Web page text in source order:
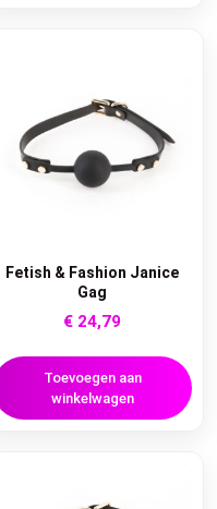
Fetish & Fashion Janice
Gag
€ 24,79
Toevoegen aan
winkelwagen